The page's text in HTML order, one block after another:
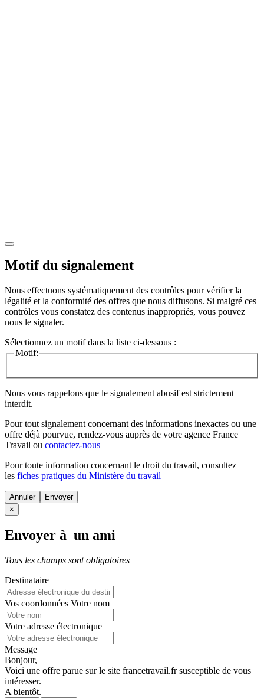
Motif du signalement
Nous effectuons systématiquement des contrôles pour vérifier la
légalité et la conformité des offres que nous diffusons. Si malgré ces
contrôles vous constatez des contenus inappropriés, vous pouvez
nous le signaler.
Sélectionnez un motif dans la liste ci-dessous :
Motif:
Nous vous rappelons que le signalement abusif est strictement
interdit.
Pour tout signalement concernant des informations inexactes ou une
offre déjà pourvue, rendez-vous auprès de votre agence France
Travail ou contactez-nous
Pour toute information concernant le droit du travail, consultez
les fiches pratiques du Ministère du travail
Annuler
×
Envoyer à un ami
Tous les champs sont obligatoires
Destinataire
Vos coordonnées Votre nom
Votre adresse électronique
Message
Bonjour,
Voici une offre parue sur le site francetravail.fr susceptible de vous
intéresser.
A bientôt.